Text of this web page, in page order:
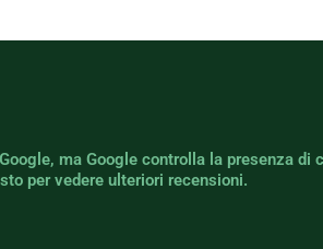
ma Google controlla la presenza
per vedere ulteriori recensioni.